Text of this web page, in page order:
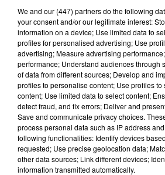
Lecture (3 min 51 sec)
100%
We and our (447) partnersdo the following
your consent and/or our legitimate interest:
information on a device; Use limited data to
profiles for personalised advertising; Use
advertising; Measure advertising
performance; Understand audiences through
of data from different sources; Develop and
profiles to personalise content; Use profiles
content; Use limited data to select content;
detect fraud, and fix errors; Deliver and
Save and communicate privacy choices.
process personal data such as IP address
following functionalities: Identify devices
requested; Use precise geolocation data;
other data sources; Link different devices;
information transmitted automatically.